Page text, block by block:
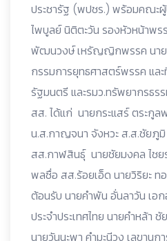
ประชารัฐ (พปชร.) พร้อมคณะผู้
ไพบูลย์ นิติตะวัน รองหัวหน้าพ
พัฒนวงษ์ เหรัญญิกพรรค นา
กรรมการยุทธศาสตร์พรรค แล
รัฐมนตรี และรมว.ทรัพยากรธร
สส. ได้แก่ นายกระแสร์ ตระกู
น.ส.กาญจนา จังหวะ ส.ส.ชัยภู
สส.กาฬสินธุ์ นายชัยมงคล ไช
พลซื่อ สส.ร้อยเอ็ด นายวิริยะ ท
ต้อนรับ นายคำพัน อั่นลาวัน เอ
ประจำประเทศไทย นายคำหล้า
นายวันนะพา คำมะนีวง เลขานุก